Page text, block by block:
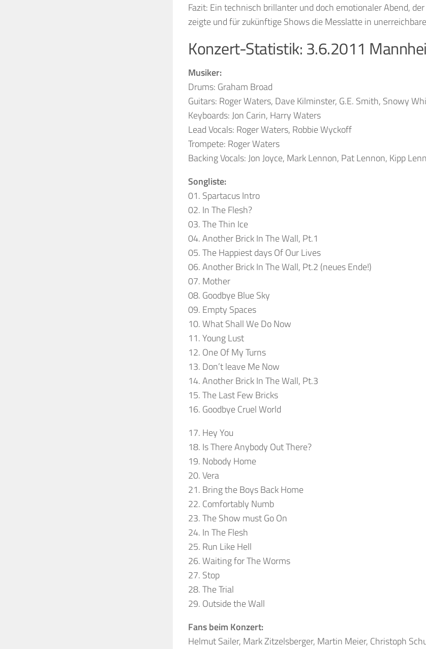
Fazit: Ein technisch brillanter und doch emotionaler Abend,
zeigte und für zukünftige Shows die Messlatte in
Konzert-Statistik: 3.6.2011
Musiker:
Drums: Graham Broad
Guitars: Roger Waters, Dave Kilminster, G.E. Smith, Snowy
Keyboards: Jon Carin, Harry Waters
Lead Vocals: Roger Waters, Robbie Wyckoff
Trompete: Roger Waters
Backing Vocals: Jon Joyce, Mark Lennon, Pat Lennon, Kipp
Songliste:
01. Spartacus Intro
02. In The Flesh?
03. The Thin Ice
04. Another Brick In The Wall, Pt.1
05. The Happiest days Of Our Lives
06. Another Brick In The Wall, Pt.2 (neues Ende!)
07. Mother
08. Goodbye Blue Sky
09. Empty Spaces
10. What Shall We Do Now
11. Young Lust
12. One Of My Turns
13. Don’t leave Me Now
14. Another Brick In The Wall, Pt.3
15. The Last Few Bricks
16. Goodbye Cruel World
17. Hey You
18. Is There Anybody Out There?
19. Nobody Home
20. Vera
21. Bring the Boys Back Home
22. Comfortably Numb
23. The Show must Go On
24. In The Flesh
25. Run Like Hell
26. Waiting for The Worms
27. Stop
28. The Trial
29. Outside the Wall
Fans beim Konzert:
Helmut Sailer, Mark Zitzelsberger, Martin Meier, Christoph